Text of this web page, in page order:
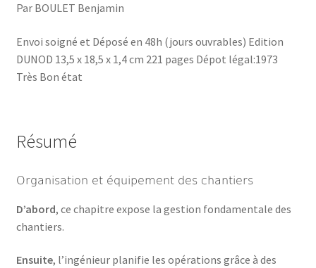
Par BOULET Benjamin
Envoi soigné et Déposé en 48h (jours ouvrables) Edition
DUNOD 13,5 x 18,5 x 1,4 cm 221 pages Dépot légal:1973
Très Bon état
Résumé
Organisation et équipement des chantiers
D’abord, ce chapitre expose la gestion fondamentale des
chantiers.
Ensuite, l’ingénieur planifie les opérations grâce à des